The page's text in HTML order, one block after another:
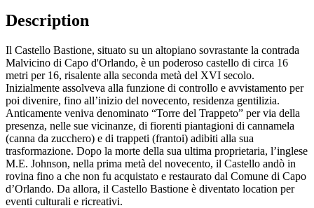
Description
Il Castello Bastione, situato su un altopiano sovrastante la contrada
Malvicino di Capo d'Orlando, è un poderoso castello di circa 16
metri per 16, risalente alla seconda metà del XVI secolo.
Inizialmente assolveva alla funzione di controllo e avvistamento per
poi divenire, fino all’inizio del novecento, residenza gentilizia.
Anticamente veniva denominato “Torre del Trappeto” per via della
presenza, nelle sue vicinanze, di fiorenti piantagioni di cannamela
(canna da zucchero) e di trappeti (frantoi) adibiti alla sua
trasformazione. Dopo la morte della sua ultima proprietaria, l’inglese
M.E. Johnson, nella prima metà del novecento, il Castello andò in
rovina fino a che non fu acquistato e restaurato dal Comune di Capo
d’Orlando. Da allora, il Castello Bastione è diventato location per
eventi culturali e ricreativi.